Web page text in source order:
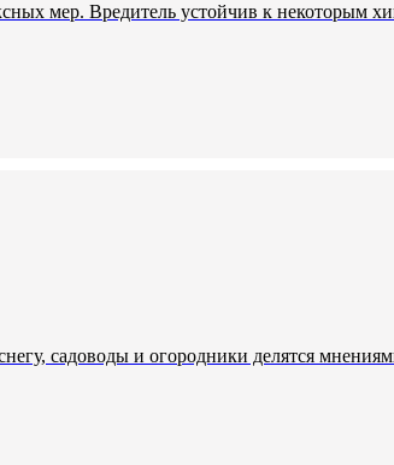
мер. Вредитель устойчив к некоторым
садоводы и огородники делятся